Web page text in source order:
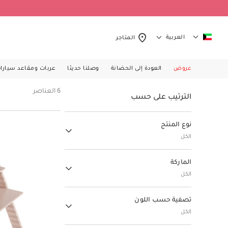
العربية المتاجر
عروض العودة إلى الحضانة وصلنا حديثا عربات ومقاعد
الترتيب على حسب
نوع المنتج
الكل
الإكسسوارات
الترتيب حسب نوع المنتج: الإكسسوارات
الترتيب حسب نوع المنتج: التغذية
(4)
الماركة
الكل
د
خ
ل
تصفية حسب اللون
الكل
6 العناصر